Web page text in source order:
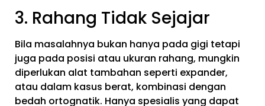
3. Rahang Tidak Sejajar
Bila masalahnya bukan hanya pada gigi tetapi
juga pada posisi atau ukuran rahang, mungkin
diperlukan alat tambahan seperti expander,
atau dalam kasus berat, kombinasi dengan
bedah ortognatik. Hanya spesialis yang dapat